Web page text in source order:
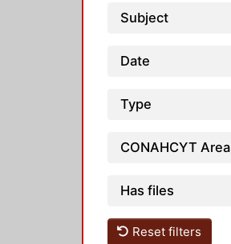
Subject
Date
Type
CONAHCYT Area
Has files
Reset filters